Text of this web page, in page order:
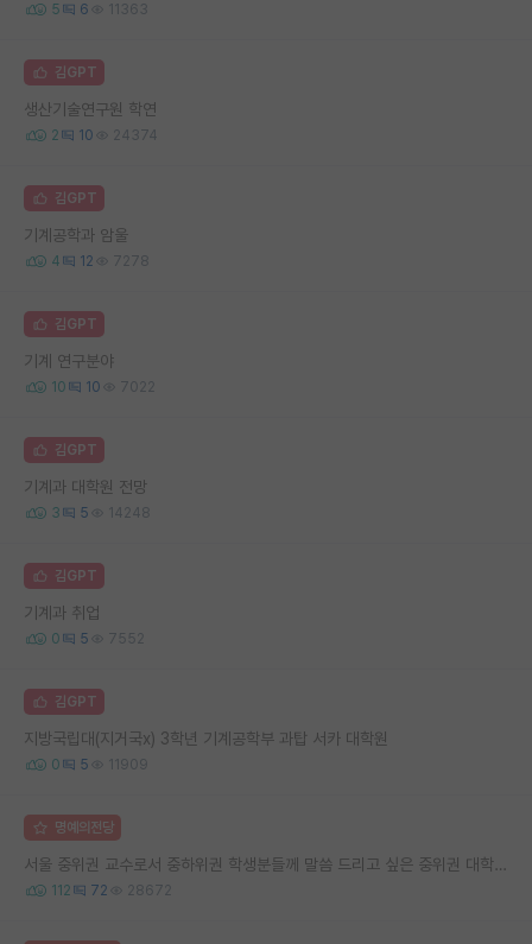
5 6 11363
김GPT
생산기술연구원 학연
2 10 24374
김GPT
기계공학과 암울
4 12 7278
김GPT
기계 연구분야
10 10 7022
김GPT
기계과 대학원 전망
3 5 14248
김GPT
기계과 취업
0 5 7552
김GPT
지방국립대(지거국x) 3학년 기계공학부 과탑 서카 대학원
0 5 11909
명예의전당
서울 중위권 교수로서 중하위권 학생분들께 말씀 드리고 싶은 중위권 대학 연구실의 강점
112 72 28672